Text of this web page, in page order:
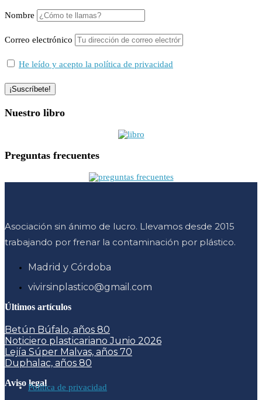
Nombre
Correo electrónico
He leído y acepto la política de privacidad
Nuestro libro
Preguntas frecuentes
Asociación sin ánimo de lucro. Llevamos desde 2015
trabajando por frenar la contaminación por plástico.
Madrid y Córdoba
vivirsinplastico@gmail.com
Últimos artículos
Betún Búfalo, años 80
Noticiero plasticariano Junio 2026
Lejía Súper Malvas, años 70
Duphalac, años 80
Aviso legalPolítica de privacidad